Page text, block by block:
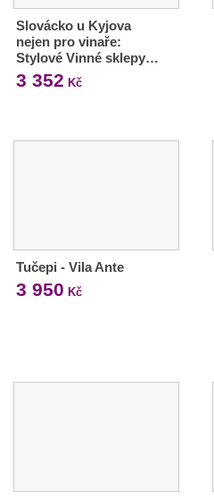
Slovácko u Kyjova
nejen pro vinaře:
Stylové Vinné sklepy…
3 352 Kč
Tučepi - Vila Ante
3 950 Kč